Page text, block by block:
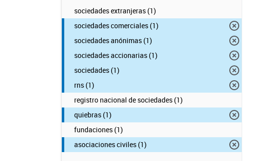
sociedades extranjeras (1)
sociedades comerciales (1)
sociedades anónimas (1)
sociedades accionarias (1)
sociedades (1)
rns (1)
registro nacional de sociedades (1)
quiebras (1)
fundaciones (1)
asociaciones civiles (1)